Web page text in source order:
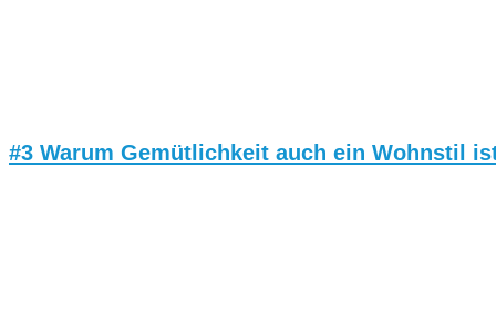
#3 Warum Gemütlichkeit auch ein Wohnstil